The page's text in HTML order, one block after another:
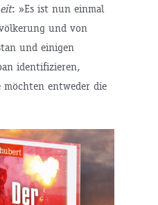
: »Es ist nun einmal
und von
und einigen
identifizieren,
möchten entweder die